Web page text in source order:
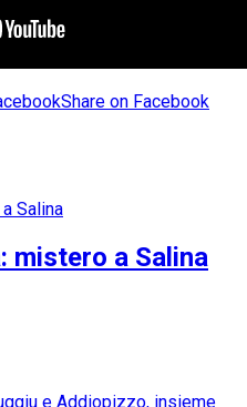
Share on Facebook
mistero a Salina